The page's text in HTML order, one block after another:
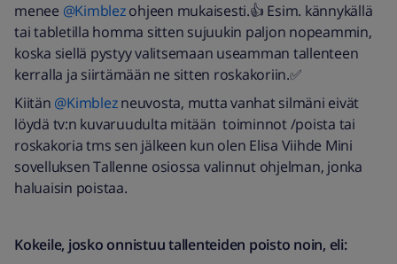
menee ​ @Kimblezohjeen mukaisesti.👍 Esim. kännykällä
tai tabletilla homma sitten sujuukin paljon nopeammin,
koska siellä pystyy valitsemaan useamman tallenteen
kerralla ja siirtämään ne sitten roskakoriin.✅
Kiitän ​ @Kimblezneuvosta, mutta vanhat silmäni eivät
löydä tv:n kuvaruudulta mitään toiminnot /poista tai
roskakoria tms sen jälkeen kun olen Elisa Viihde Mini
sovelluksen Tallenne osiossa valinnut ohjelman, jonka
haluaisin poistaa.
Kokeile, josko onnistuu tallenteiden poisto noin, eli: